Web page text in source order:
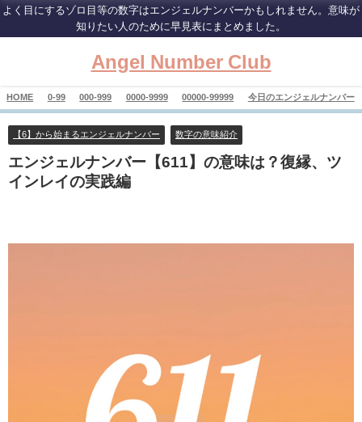
よく目にするゾロ目等の数字はエンジェルナンバーかもしれません。意味が
知りたい人のために早見表にまとめました。
Angel Number Club
HOME 0-99 000-999 0000-9999 00000-99999 今日のエンジェルナンバー
【6】から始まるエンジェルナンバー 数字の意味紹介
エンジェルナンバー【611】の意味は？復縁、ツ
インレイの実践編